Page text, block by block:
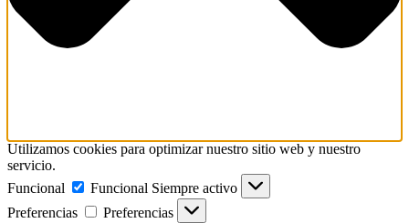
Utilizamos cookies para optimizar nuestro sitio web y nuestro
servicio.
Funcional
Funcional Siempre activo
Preferencias
Preferencias